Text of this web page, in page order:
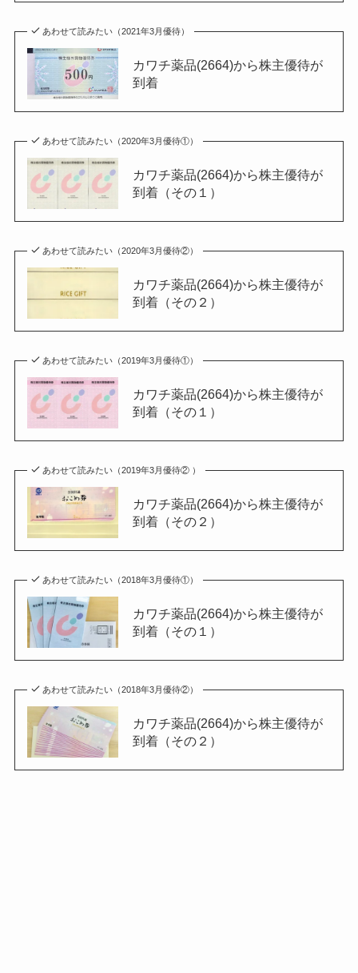
あわせて読みたい（2021年3月優待）
カワチ薬品(2664)から株主優待が
到着
あわせて読みたい（2020年3月優待①）
カワチ薬品(2664)から株主優待が
到着（その１）
あわせて読みたい（2020年3月優待②）
カワチ薬品(2664)から株主優待が
到着（その２）
あわせて読みたい（2019年3月優待①）
カワチ薬品(2664)から株主優待が
到着（その１）
あわせて読みたい（2019年3月優待② ）
カワチ薬品(2664)から株主優待が
到着（その２）
あわせて読みたい（2018年3月優待①）
カワチ薬品(2664)から株主優待が
到着（その１）
あわせて読みたい（2018年3月優待②）
カワチ薬品(2664)から株主優待が
到着（その２）